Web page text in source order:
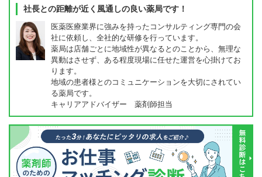
社長との距離が近く風通しの良い薬局です！
医薬医療業界に強みを持ったコンサルティング専門の会
社に依頼し、全社的な研修を行っています。
薬局は店舗ごとに地域性が異なるとのことから、無理な
異動はさせず、ある程度現場に任せた運営を心掛けてお
ります。
地域の患者様とのコミュニケーションを大切にされてい
る薬局です。
キャリアアドバイザー 薬剤師担当